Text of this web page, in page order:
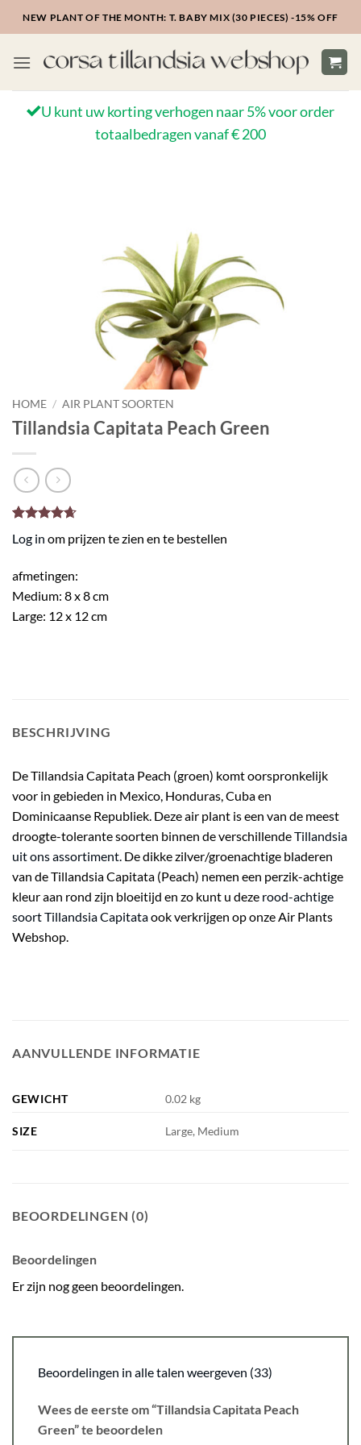
NEW PLANT OF THE MONTH: T. BABY MIX (30 PIECES) -15% OFF
U kunt uw korting verhogen naar 5% voor order
totaalbedragen vanaf € 200
HOME / AIR PLANT SOORTEN
Tillandsia Capitata Peach Green
Gewaardeerd
4.64 op 5
op
33
klant
waarderingen
Log in om prijzen te zien en te bestellen
afmetingen:
Medium: 8 x 8 cm
Large: 12 x 12 cm
BESCHRIJVING
De Tillandsia Capitata Peach (groen) komt oorspronkelijk
voor in gebieden in Mexico, Honduras, Cuba en
Dominicaanse Republiek. Deze air plant is een van de meest
droogte-tolerante soorten binnen de verschillendeTillandsia
uit ons assortiment. De dikke zilver/groenachtige bladeren
van de Tillandsia Capitata (Peach) nemen een perzik-achtige
kleur aan rond zijn bloeitijd en zo kunt u deze rood-achtige
soort Tillandsia Capitataook verkrijgen op onze Air Plants
Webshop.
AANVULLENDE INFORMATIE
GEWICHT 0.02 kg
SIZE Large, Medium
BEOORDELINGEN (0)
Beoordelingen
Er zijn nog geen beoordelingen.
Beoordelingen in alle talen weergeven (33)
Wees de eerste om “Tillandsia Capitata Peach
Green” te beoordelen